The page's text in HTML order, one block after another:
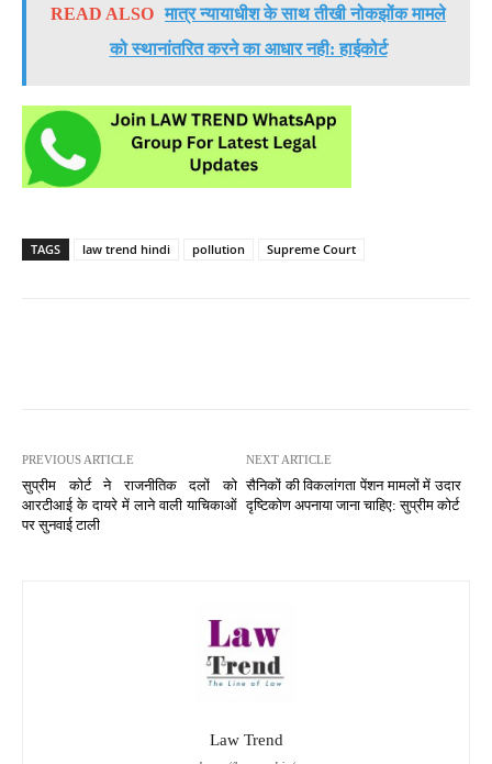
READ ALSO मात्र न्यायाधीश के साथ तीखी नोकझोंक मामले
को स्थानांतरित करने का आधार नही: हाईकोर्ट
TAGS law trend hindi pollution Supreme Court
PREVIOUS ARTICLE
सुप्रीम कोर्ट ने राजनीतिक दलों को
आरटीआई के दायरे में लाने वाली याचिकाओं
पर सुनवाई टाली
NEXT ARTICLE
सैनिकों की विकलांगता पेंशन मामलों में उदार
दृष्टिकोण अपनाया जाना चाहिए: सुप्रीम कोर्ट
Law Trend